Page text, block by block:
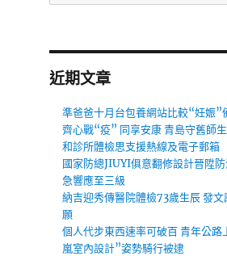
近期文章
準爸爸十月台包養網站比較“妊娠”
齊心戰“疫” 同享安康 青島守舊師
和診所體檢思支援熱線及電子郵箱
國家防總JIUYI俱意翻修設計晉陞
急響應至三級
納吉迎秀傳醫院體檢73歲生辰 發
願
個人代步東西速率可破百 青年公路
嵐室內設計”姿勢騎行被逮